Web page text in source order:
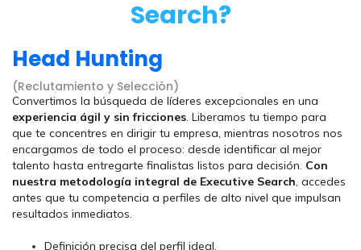
Search?
Head Hunting
(Reclutamiento y Selección)
Convertimos la búsqueda de líderes excepcionales en una
experiencia ágil y sin fricciones. Liberamos tu tiempo para
que te concentres en dirigir tu empresa, mientras nosotros nos
encargamos de todo el proceso: desde identificar al mejor
talento hasta entregarte finalistas listos para decisión. Con
nuestra metodología integral de Executive Search, accedes
antes que tu competencia a perfiles de alto nivel que impulsan
resultados inmediatos.
Definición precisa del perfil ideal.